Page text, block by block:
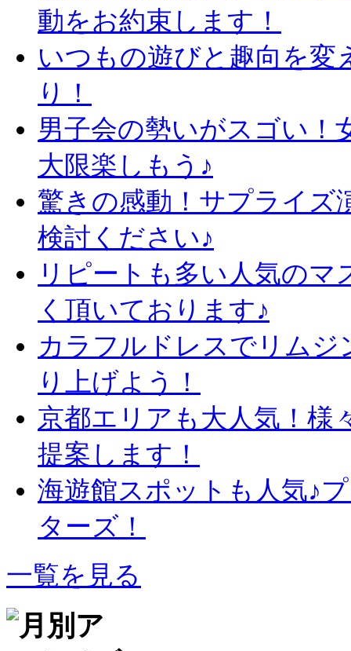
動をお約束します！
いつもの遊びと趣向を変
り！
男子会の勢いがスゴい！
大限楽しもう♪
驚きの感動！サプライズ
検討ください♪
リピートも多い人気の
く頂いております♪
カラフルドレスでリムジ
り上げよう！
京都エリアも大人気！様
提案します！
海遊館スポットも人気♪
ターズ！
一覧を見る